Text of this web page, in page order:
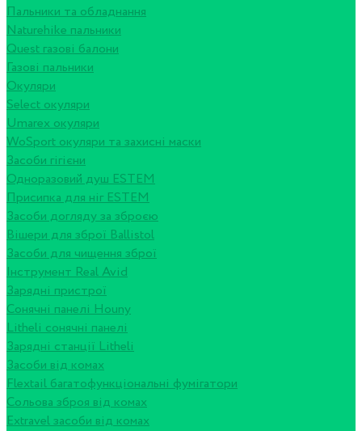
Пальники та обладнання
Naturehike пальники
Quest газові балони
Газові пальники
Окуляри
Select окуляри
Umarex окуляри
WoSport окуляри та захисні маски
Засоби гігієни
Одноразовий душ ESTEM
Присипка для ніг ESTEM
Засоби догляду за зброєю
Вішери для зброї Ballistol
Засоби для чищення зброї
Інструмент Real Avid
Зарядні пристрої
Сонячні панелі Houny
Litheli сонячні панелі
Зарядні станції Litheli
Засоби від комах
Flextail багатофункціональні фумігатори
Сольова зброя від комах
Extravel засоби від комах